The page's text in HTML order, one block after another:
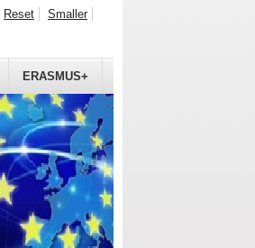
ERASMUS+
Reset Smaller